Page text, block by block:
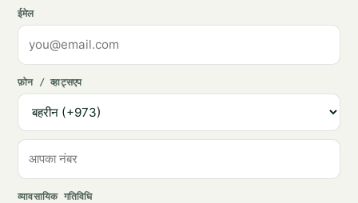
ईमेल
फ़ोन / व्हाट्सएप
व्यावसायिक गतिविधि